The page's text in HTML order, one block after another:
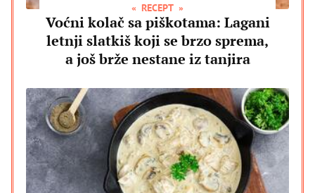
RECEPT
Voćni kolač sa piškotama: Lagani
letnji slatkiš koji se brzo sprema,
a još brže nestane iz tanjira